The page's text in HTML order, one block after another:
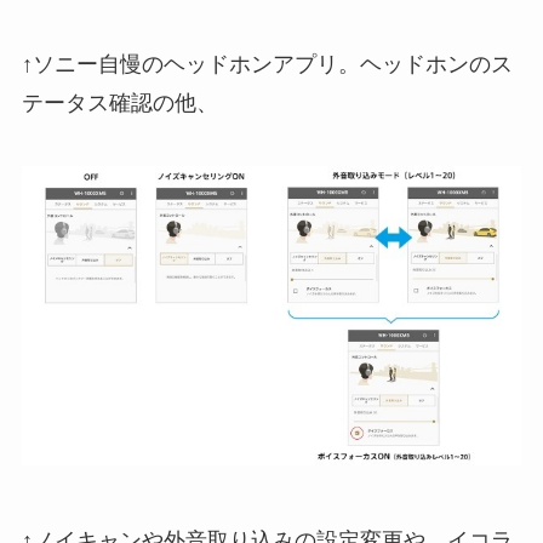
↑ソニー自慢のヘッドホンアプリ。ヘッドホンのス
テータス確認の他、